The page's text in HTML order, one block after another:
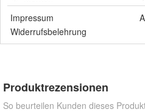
Impressum
Widerrufsbelehrung
Produktrezensionen
So beurteilen Kunden dieses